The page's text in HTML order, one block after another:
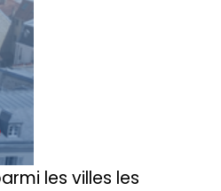
les villes les